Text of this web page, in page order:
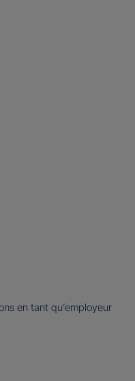
en tant qu’employeur